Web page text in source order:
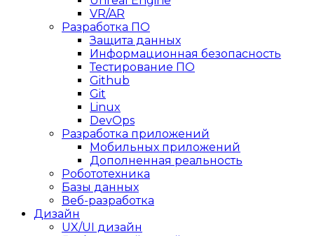
VR/AR
Разработка ПО
Защита данных
Информационная безопасность
Тестирование ПО
Github
Git
Linux
DevOps
Разработка приложений
Мобильных приложений
Дополненная реальность
Робототехника
Базы данных
Веб-разработка
Дизайн
UX/UI дизайн